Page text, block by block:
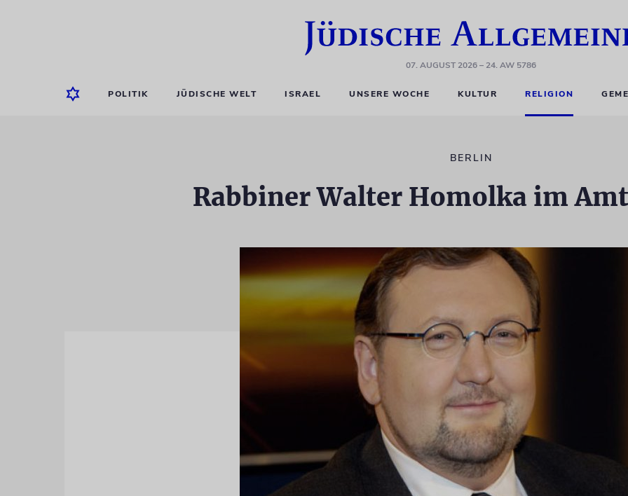
07. AUGUST 2026– 24. AW 5786
POLITIK JÜDISCHE WELT ISRAEL UNSERE WOCHE KULTUR RELIGION
BERLIN
Rabbiner Walter Homolka im